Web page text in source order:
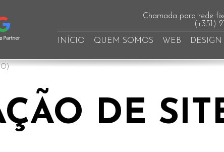
Chamada para rede
(+351)
INÍCIO QUEM SOMOS WEB DESIGN
DE